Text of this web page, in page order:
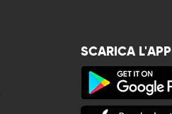
SCARICA L'APP